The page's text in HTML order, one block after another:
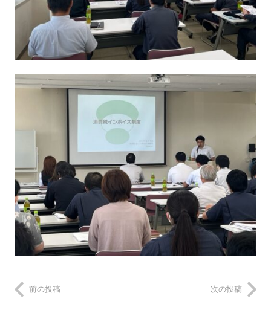
前の投稿 次の投稿